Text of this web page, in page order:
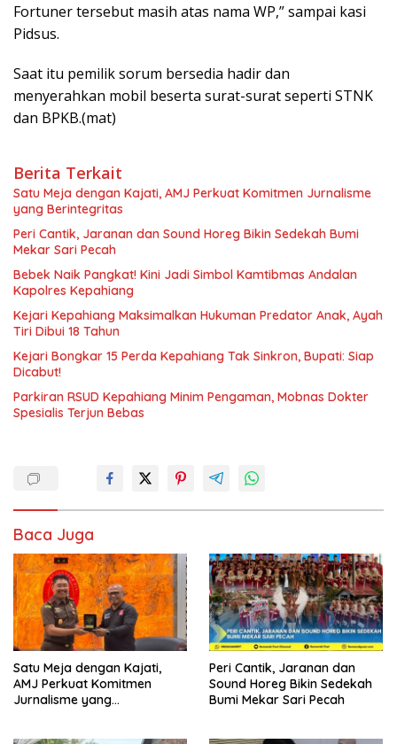
Fortuner tersebut masih atas nama WP,” sampai kasi
Pidsus.
Saat itu pemilik sorum bersedia hadir dan
menyerahkan mobil beserta surat-surat seperti STNK
dan BPKB.(mat)
Berita Terkait
Satu Meja dengan Kajati, AMJ Perkuat Komitmen Jurnalisme
yang Berintegritas
Peri Cantik, Jaranan dan Sound Horeg Bikin Sedekah Bumi
Mekar Sari Pecah
Bebek Naik Pangkat! Kini Jadi Simbol Kamtibmas Andalan
Kapolres Kepahiang
Kejari Kepahiang Maksimalkan Hukuman Predator Anak, Ayah
Tiri Dibui 18 Tahun
Kejari Bongkar 15 Perda Kepahiang Tak Sinkron, Bupati: Siap
Dicabut!
Parkiran RSUD Kepahiang Minim Pengaman, Mobnas Dokter
Spesialis Terjun Bebas
Baca Juga
Satu Meja dengan Kajati,
AMJ Perkuat Komitmen
Jurnalisme yang
Peri Cantik, Jaranan dan
Sound Horeg Bikin Sedekah
Bumi Mekar Sari Pecah